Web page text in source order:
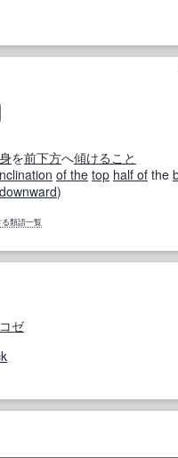
を前下方へ傾けること
of the top half of the
downward)
る類語一覧
ゼ